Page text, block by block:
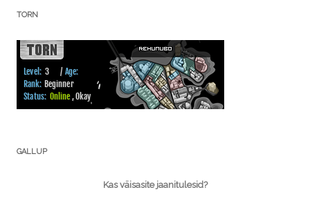
TORN
GALLUP
Kas väisasite jaanitulesid?